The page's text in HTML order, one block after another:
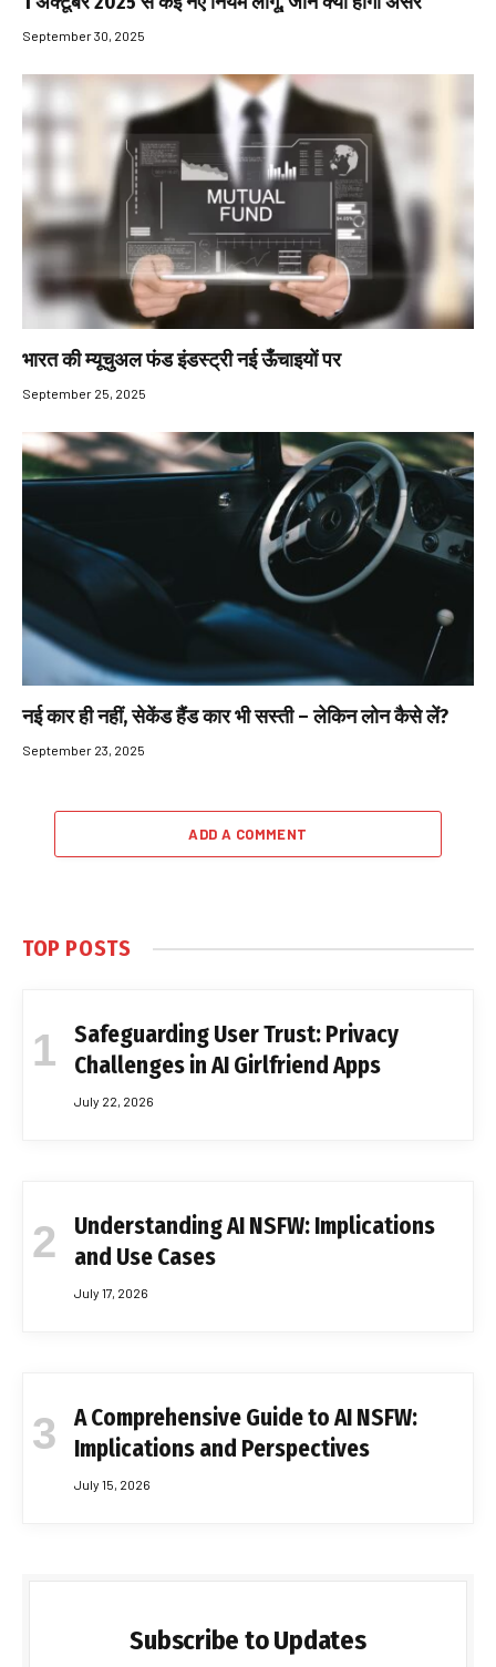
September 30, 2025
भारत की म्यूचुअल फंड इंडस्ट्री नई ऊँचाइयों पर
September 25, 2025
नई कार ही नहीं, सेकेंड हैंड कार भी सस्ती – लेकिन लोन कैसे लें?
September 23, 2025
ADD A COMMENT
TOP POSTS
Safeguarding User Trust: Privacy
Challenges in AI Girlfriend Apps
July 22, 2026
Understanding AI NSFW: Implications
and Use Cases
July 17, 2026
A Comprehensive Guide to AI NSFW:
Implications and Perspectives
July 15, 2026
Subscribe to Updates